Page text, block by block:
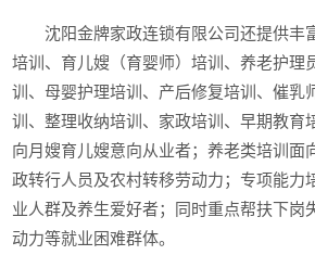
沈阳金牌家政连锁有限公司还提供丰
培训、育儿嫂（育婴师）培训、养老护理
训、母婴护理培训、产后修复培训、催乳
训、整理收纳培训、家政培训、早期教育
向月嫂育儿嫂意向从业者；养老类培训面
政转行人员及农村转移劳动力；专项能力
业人群及养生爱好者；同时重点帮扶下岗
动力等就业困难群体。